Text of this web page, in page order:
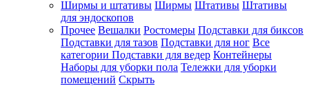
Ширмы и штативы Ширмы Штативы Штативы
для эндоскопов
Прочее Вешалки Ростомеры Подставки для биксов
Подставки для тазов Подставки для ног Все
категории Подставки для ведер Контейнеры
Наборы для уборки пола Тележки для уборки
помещений Скрыть